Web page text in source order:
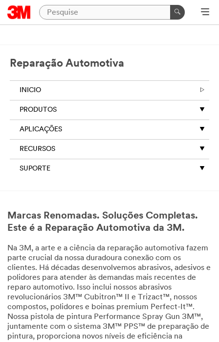
Reparação Automotiva
INICIO
PRODUTOS
APLICAÇÕES
RECURSOS
SUPORTE
Marcas Renomadas. Soluções Completas.
Este é a Reparação Automotiva da 3M.
Na 3M, a arte e a ciência da reparação automotiva fazem
parte crucial da nossa duradoura conexão com os
clientes. Há décadas desenvolvemos abrasivos, adesivos e
polidores para atender às demandas mais recentes de
reparo automotivo. Isso inclui nossos abrasivos
revolucionários 3M™ Cubitron™ II e Trizact™, nossos
compostos, polidores e boinas premium Perfect-It™.
Nossa pistola de pintura Performance Spray Gun 3M™,
juntamente com o sistema 3M™ PPS™ de preparação de
pintura, proporciona novos níveis de eficiência na